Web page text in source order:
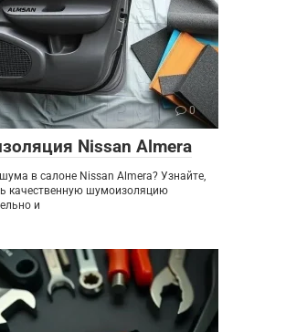
0
Nissan Almera
в салоне Nissan Almera? Узнайте,
качественную шумоизоляцию
и